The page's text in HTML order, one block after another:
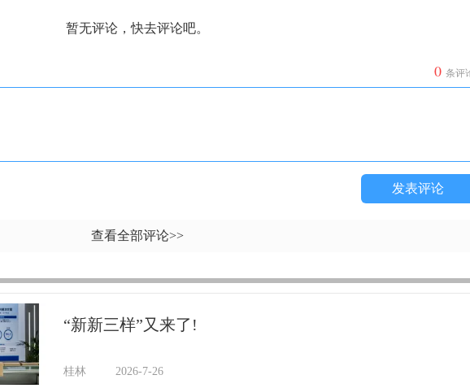
暂无评论，快去评论吧。
0 条评
发表评论
查看全部评论>>
“新新三样”又来了!
桂林 2026-7-26